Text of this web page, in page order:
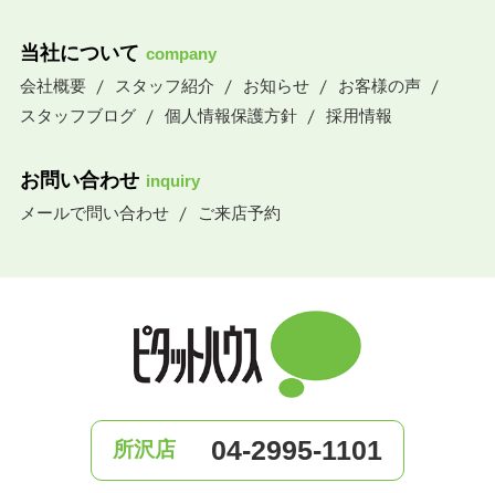
当社について company
会社概要
スタッフ紹介 お知らせ
お客様の声
スタッフブログ
個人情報保護方針 採用情報
お問い合わせ inquiry
メールで問い合わせ
ご来店予約
所沢店 04-2995-1101